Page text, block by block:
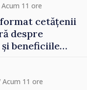
11 ore
cetățenii
despre
beneficiile
Acum 11 ore